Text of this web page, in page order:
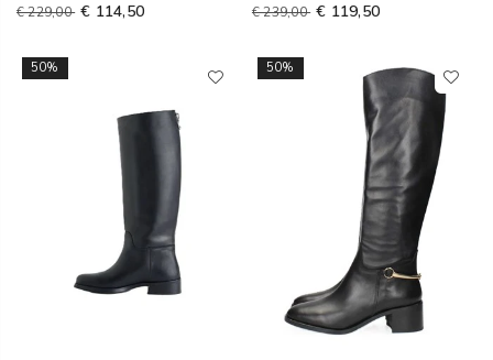
€ 229,00 € 114,50 € 239,00 € 119,50
50% 50%